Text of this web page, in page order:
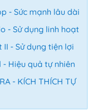
- Sức mạnh lâu dài
- Sử dụng linh hoạt
II - Sử dụng tiện lợi
Hiệu quả tự nhiên
- KÍCH THÍCH TỰ